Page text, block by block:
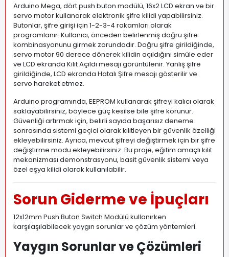
Arduino Mega, dört push buton modülü, 16x2 LCD ekran ve bir
servo motor kullanarak elektronik şifre kilidi yapabilirsiniz.
Butonlar, şifre girişi için 1-2-3-4 rakamları olarak
programlanır. Kullanıcı, önceden belirlenmiş doğru şifre
kombinasyonunu girmek zorundadır. Doğru şifre girildiğinde,
servo motor 90 derece dönerek kilidin açıldığını simüle eder
ve LCD ekranda Kilit Açıldı mesajı görüntülenir. Yanlış şifre
girildiğinde, LCD ekranda Hatalı Şifre mesajı gösterilir ve
servo hareket etmez.
Arduino programında, EEPROM kullanarak şifreyi kalıcı olarak
saklayabilirsiniz, böylece güç kesilse bile şifre korunur.
Güvenliği artırmak için, belirli sayıda başarısız deneme
sonrasında sistemi geçici olarak kilitleyen bir güvenlik özelliği
ekleyebilirsiniz. Ayrıca, mevcut şifreyi değiştirmek için bir şifre
değiştirme modu ekleyebilirsiniz. Bu proje, eğitim amaçlı kilit
mekanizması demonstrasyonu, basit güvenlik sistemi veya
özel eşya kilidi olarak kullanılabilir.
Sorun Giderme ve İpuçları
12x12mm Push Buton Switch Modülü kullanırken
karşılaşılabilecek yaygın sorunlar ve çözüm yöntemleri.
Yaygın Sorunlar ve Çözümleri